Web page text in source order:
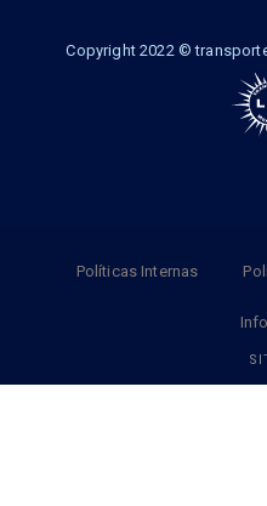
Copyright 2022 ©
Políticas Internas